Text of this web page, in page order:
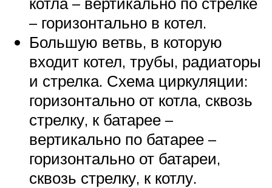
– горизонтально в котел.
Большую ветвь, в которую
входит котел, трубы, радиаторы
и стрелка. Схема циркуляции:
горизонтально от котла, сквозь
стрелку, к батарее –
вертикально по батарее –
горизонтально от батареи,
сквозь стрелку, к котлу.